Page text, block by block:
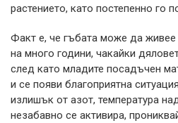
растението, като постепенно го
Факт е, че гъбата може да
на много години, чакайки
след като младите посадъчен
и се появи благоприятна
излишък от азот, температура
незабавно се активира,